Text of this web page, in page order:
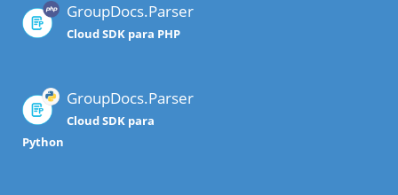
GroupDocs.Parser
Cloud SDK para PHP
GroupDocs.Parser
Cloud SDK para
Python